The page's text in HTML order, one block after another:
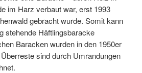
im Harz verbaut war, erst 1993
gebracht wurde. Somit kann
stehende Häftlingsbaracke
Baracken wurden in den 1950er
sind durch Umrandungen